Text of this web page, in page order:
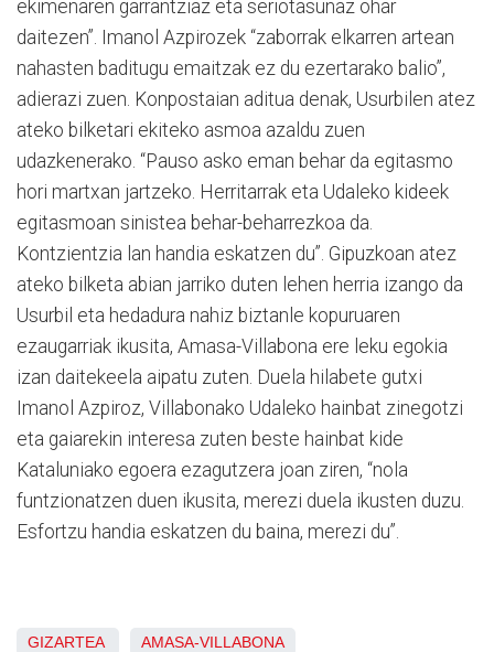
ekimenaren garrantziaz eta seriotasunaz ohar
daitezen”. Imanol Azpirozek “zaborrak elkarren artean
nahasten baditugu emaitzak ez du ezertarako balio”,
adierazi zuen. Konpostaian aditua denak, Usurbilen atez
ateko bilketari ekiteko asmoa azaldu zuen
udazkenerako. “Pauso asko eman behar da egitasmo
hori martxan jartzeko. Herritarrak eta Udaleko kideek
egitasmoan sinistea behar-beharrezkoa da.
Kontzientzia lan handia eskatzen du”. Gipuzkoan atez
ateko bilketa abian jarriko duten lehen herria izango da
Usurbil eta hedadura nahiz biztanle kopuruaren
ezaugarriak ikusita, Amasa-Villabona ere leku egokia
izan daitekeela aipatu zuten. Duela hilabete gutxi
Imanol Azpiroz, Villabonako Udaleko hainbat zinegotzi
eta gaiarekin interesa zuten beste hainbat kide
Kataluniako egoera ezagutzera joan ziren, “nola
funtzionatzen duen ikusita, merezi duela ikusten duzu.
Esfortzu handia eskatzen du baina, merezi du”.
GIZARTEA AMASA-VILLABONA